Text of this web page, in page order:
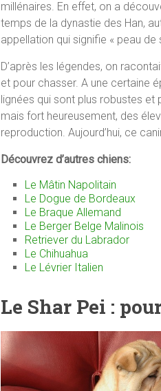
millénaires. En effet, on a
temps de la dynastie des Han,
appellation qui signifie « peau de
D’après les légendes, on
et pour chasser. A une certaine
lignées qui sont plus robustes et
mais fort heureusement, des
reproduction. Aujourd’hui, ce
Découvrez d’autres chiens:
Le Mâtin Napolitain
Le Dogue de Bordeaux
Le Braque Allemand
Le Berger Belge Malinois
Retriever du Labrador
Le Chihuahua
Le Lévrier Italien
Le Shar Pei :